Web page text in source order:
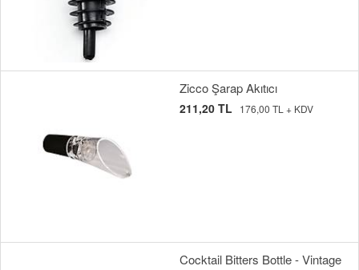
Zicco Şarap Akıtıcı
211,20 TL 176,00 TL + KDV
Cocktail Bitters Bottle - Vintage